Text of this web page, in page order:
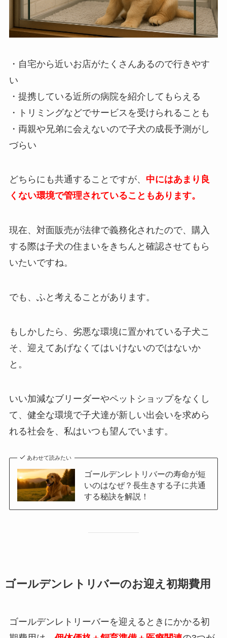
・自宅から近いお店がたくさんあるので行きやす
い
・提携している近所の病院を紹介してもらえる
・トリミングなどでサービスを受けられることも
・両親や兄弟に会えないので子犬の成長予測がし
づらい
どちらにも共通することですが、 中にはあまり良
くない環境で管理されていることもあります。
現在、対面販売が法律で義務化されたので、購入
する際は子犬の住まいをきちんと確認させてもら
いたいですね。
でも、ふと考えることがあります。
もしかしたら、劣悪な環境に置かれている子犬こ
そ、迎えてあげなくてはいけないのではないか
と。
いい加減なブリーダーやペットショップをなくし
て、健全な環境で子犬達が新しい出会いを求めら
れる社会を、私はいつも望んでいます。
あわせて読みたい
ゴールデンレトリバーの寿命が短
いのはなぜ？長生きする子に共通
する秘訣を解説！
ゴールデンレトリバーのお迎え初期費用
ゴールデンレトリーバーを迎えるときにかかる初